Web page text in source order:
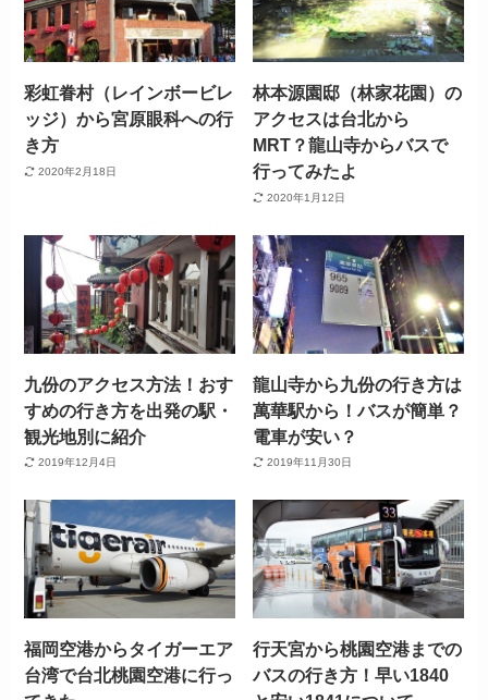
彩虹眷村（レインボービレ
ッジ）から宮原眼科への行
き方
2020年2月18日
林本源園邸（林家花園）の
アクセスは台北から
MRT？龍山寺からバスで
行ってみたよ
2020年1月12日
九份のアクセス方法！おす
すめの行き方を出発の駅・
観光地別に紹介
2019年12月4日
龍山寺から九份の行き方は
萬華駅から！バスが簡単？
電車が安い？
2019年11月30日
福岡空港からタイガーエア
台湾で台北桃園空港に行っ
行天宮から桃園空港までの
バスの行き方！早い1840